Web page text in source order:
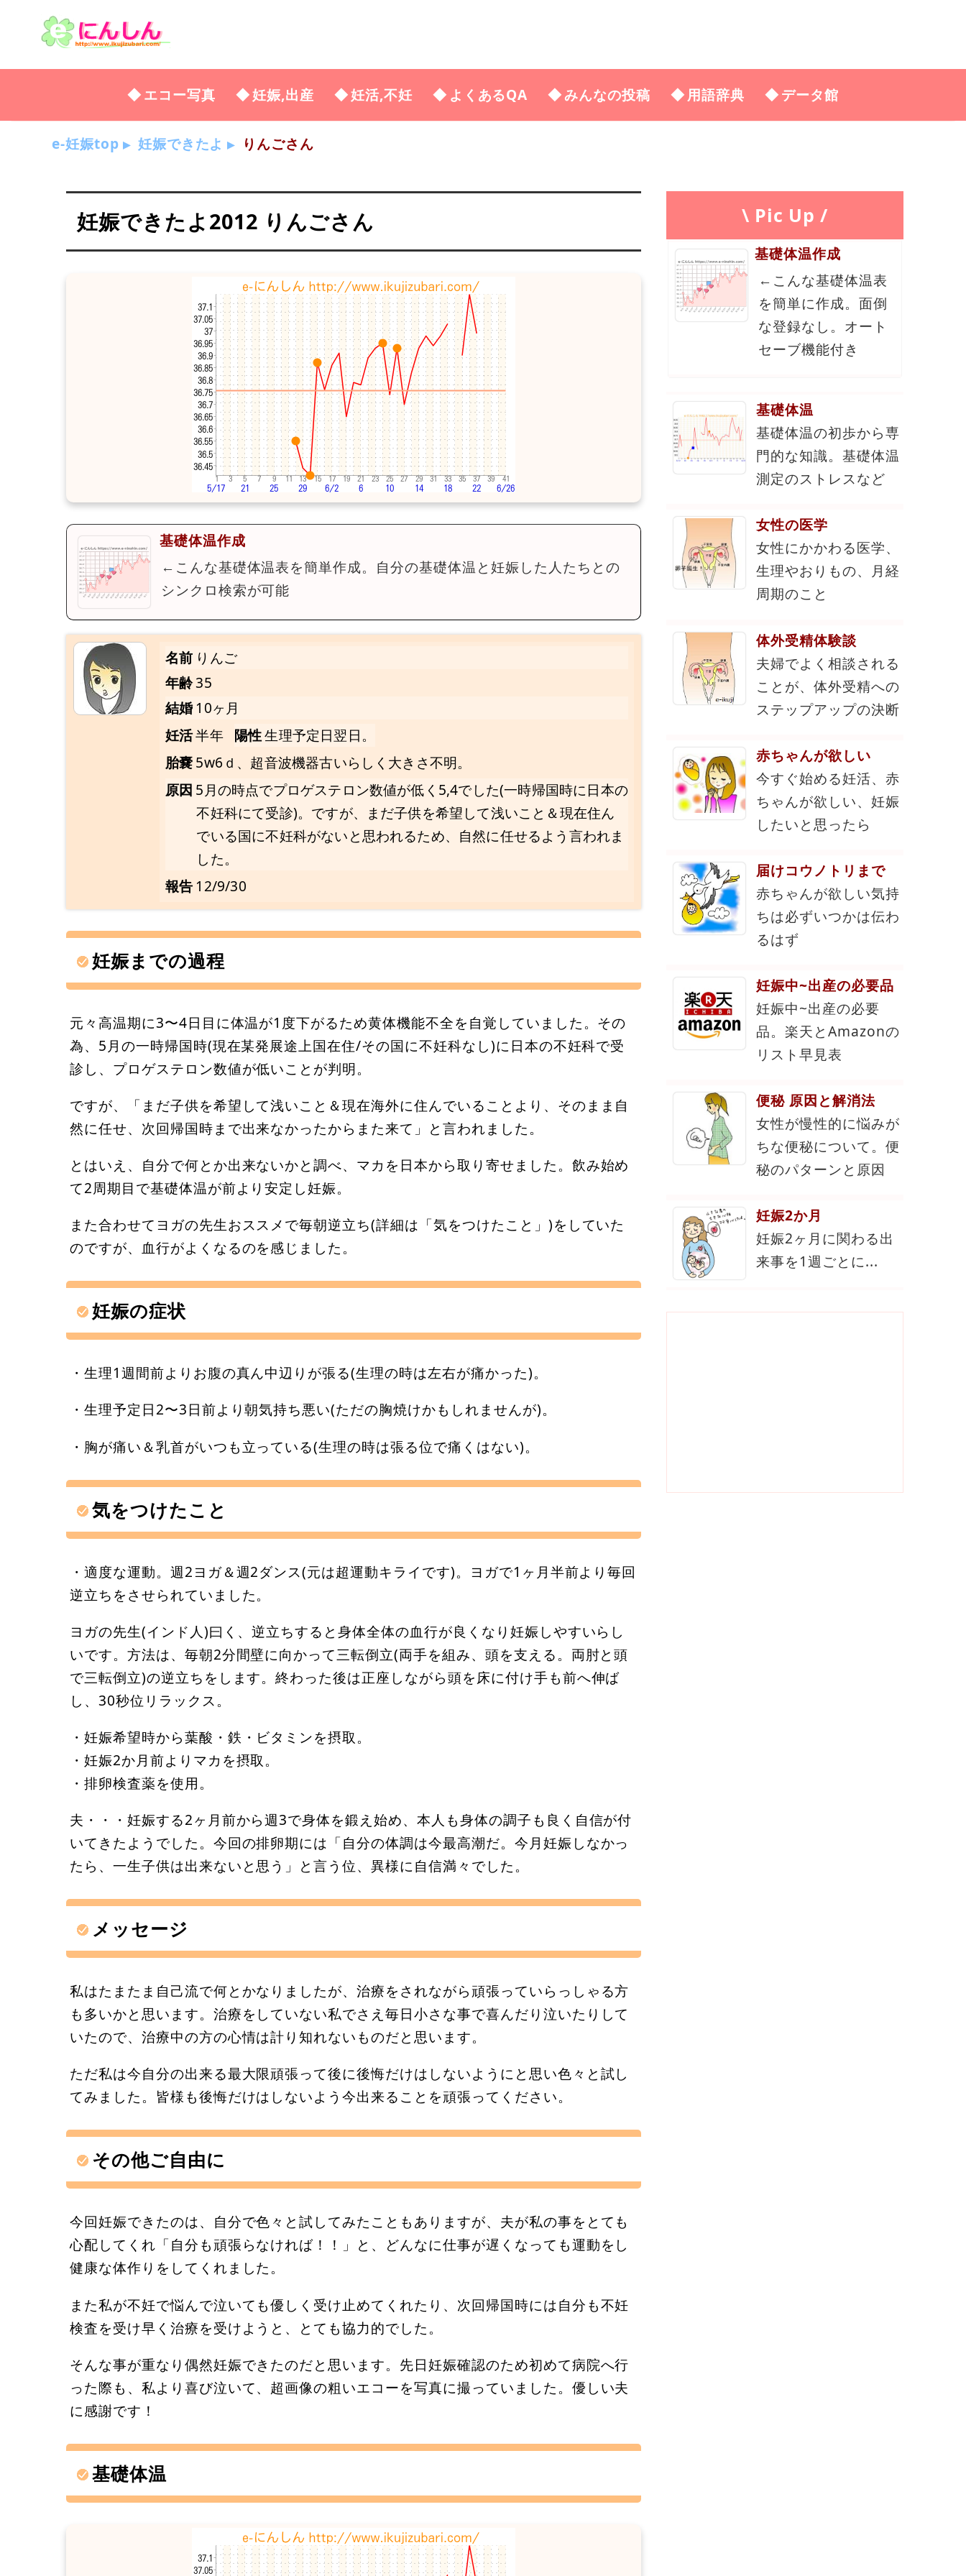
エコー写真 妊娠,出産 妊活,不妊 よくあるQA みんなの投稿 用語辞典 データ館
e-妊娠top 妊娠できたよ りんごさん
妊娠できたよ2012 りんごさん
基礎体温作成
←こんな基礎体温表を簡単作成。自分の基礎体温と妊娠した人たちとの
シンクロ検索が可能
名前 りんご
年齢35
結婚 10ヶ月
妊活半年 陽性生理予定日翌日。
胎嚢5w6ｄ、超音波機器古いらしく大きさ不明。
原因 5月の時点でプロゲステロン数値が低く5,4でした(一時帰国時に日本の
不妊科にて受診)。ですが、まだ子供を希望して浅いこと＆現在住ん
でいる国に不妊科がないと思われるため、自然に任せるよう言われま
した。
報告 12/9/30
妊娠までの過程
元々高温期に3〜4日目に体温が1度下がるため黄体機能不全を自覚していました。その
為、5月の一時帰国時(現在某発展途上国在住/その国に不妊科なし)に日本の不妊科で受
診し、プロゲステロン数値が低いことが判明。
ですが、「まだ子供を希望して浅いこと＆現在海外に住んでいることより、そのまま自
然に任せ、次回帰国時まで出来なかったからまた来て」と言われました。
とはいえ、自分で何とか出来ないかと調べ、マカを日本から取り寄せました。飲み始め
て2周期目で基礎体温が前より安定し妊娠。
また合わせてヨガの先生おススメで毎朝逆立ち(詳細は「気をつけたこと」)をしていた
のですが、血行がよくなるのを感じました。
妊娠の症状
・生理1週間前よりお腹の真ん中辺りが張る(生理の時は左右が痛かった)。
・生理予定日2〜3日前より朝気持ち悪い(ただの胸焼けかもしれませんが)。
・胸が痛い＆乳首がいつも立っている(生理の時は張る位で痛くはない)。
気をつけたこと
・適度な運動。週2ヨガ＆週2ダンス(元は超運動キライです)。ヨガで1ヶ月半前より毎回
逆立ちをさせられていました。
ヨガの先生(インド人)曰く、逆立ちすると身体全体の血行が良くなり妊娠しやすいらし
いです。方法は、毎朝2分間壁に向かって三転倒立(両手を組み、頭を支える。両肘と頭
で三転倒立)の逆立ちをします。終わった後は正座しながら頭を床に付け手も前へ伸ば
し、30秒位リラックス。
・妊娠希望時から葉酸・鉄・ビタミンを摂取。
・妊娠2か月前よりマカを摂取。
・排卵検査薬を使用。
夫・・・妊娠する2ヶ月前から週3で身体を鍛え始め、本人も身体の調子も良く自信が付
いてきたようでした。今回の排卵期には「自分の体調は今最高潮だ。今月妊娠しなかっ
たら、一生子供は出来ないと思う」と言う位、異様に自信満々でした。
メッセージ
私はたまたま自己流で何とかなりましたが、治療をされながら頑張っていらっしゃる方
も多いかと思います。治療をしていない私でさえ毎日小さな事で喜んだり泣いたりして
いたので、治療中の方の心情は計り知れないものだと思います。
ただ私は今自分の出来る最大限頑張って後に後悔だけはしないようにと思い色々と試し
てみました。皆様も後悔だけはしないよう今出来ることを頑張ってください。
その他ご自由に
今回妊娠できたのは、自分で色々と試してみたこともありますが、夫が私の事をとても
心配してくれ「自分も頑張らなければ！！」と、どんなに仕事が遅くなっても運動をし
健康な体作りをしてくれました。
また私が不妊で悩んで泣いても優しく受け止めてくれたり、次回帰国時には自分も不妊
検査を受け早く治療を受けようと、とても協力的でした。
そんな事が重なり偶然妊娠できたのだと思います。先日妊娠確認のため初めて病院へ行
った際も、私より喜び泣いて、超画像の粗いエコーを写真に撮っていました。優しい夫
に感謝です！
基礎体温
\ Pic Up /
基礎体温作成
←こんな基礎体温表
を簡単に作成。面倒
な登録なし。オート
セーブ機能付き
基礎体温
基礎体温の初歩から専
門的な知識。基礎体温
測定のストレスなど
女性の医学
女性にかかわる医学、
生理やおりもの、月経
周期のこと
体外受精体験談
夫婦でよく相談される
ことが、体外受精への
ステップアップの決断
赤ちゃんが欲しい
今すぐ始める妊活、赤
ちゃんが欲しい、妊娠
したいと思ったら
届けコウノトリまで
赤ちゃんが欲しい気持
ちは必ずいつかは伝わ
るはず
妊娠中~出産の必要品
妊娠中~出産の必要
品。楽天とAmazonの
リスト早見表
便秘 原因と解消法
女性が慢性的に悩みが
ちな便秘について。便
秘のパターンと原因
妊娠2か月
妊娠2ヶ月に関わる出
来事を1週ごとに...